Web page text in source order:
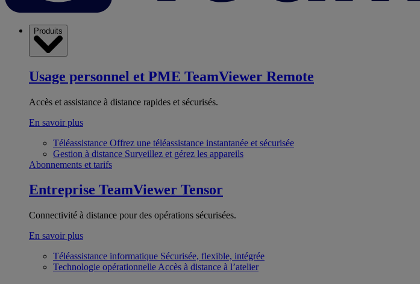
Produits
Usage personnel et PME TeamViewer Remote
Accès et assistance à distance rapides et sécurisés.
En savoir plus
Téléassistance Offrez une téléassistance instantanée et sécurisée
Gestion à distance Surveillez et gérez les appareils
Abonnements et tarifs
Entreprise TeamViewer Tensor
Connectivité à distance pour des opérations sécurisées.
En savoir plus
Téléassistance informatique Sécurisée, flexible, intégrée
Technologie opérationnelle Accès à distance à l’atelier